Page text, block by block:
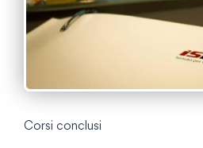
Corsi conclusi